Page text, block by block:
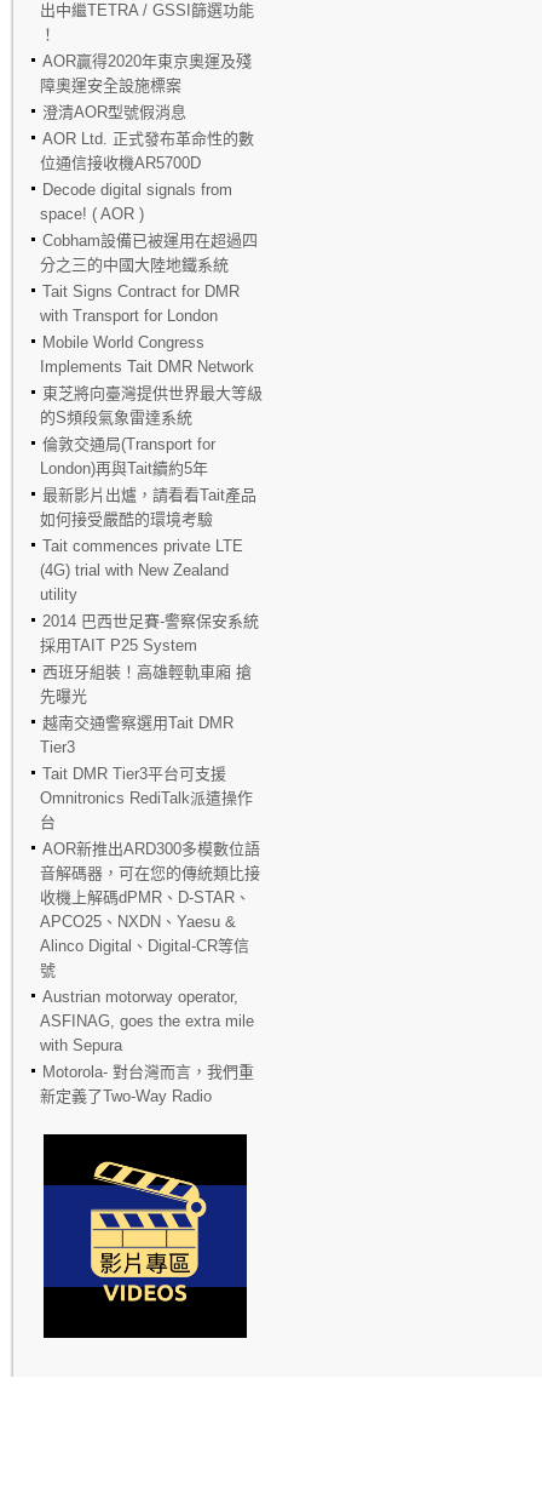
出中繼TETRA / GSSI篩選功能
！
AOR贏得2020年東京奧運及殘
障奧運安全設施標案
澄清AOR型號假消息
AOR Ltd. 正式發布革命性的數
位通信接收機AR5700D
Decode digital signals from
space! ( AOR )
Cobham設備已被運用在超過四
分之三的中國大陸地鐵系統
Tait Signs Contract for DMR
with Transport for London
Mobile World Congress
Implements Tait DMR Network
東芝將向臺灣提供世界最大等級
的S頻段氣象雷達系統
倫敦交通局(Transport for
London)再與Tait續約5年
最新影片出爐，請看看Tait產品
如何接受嚴酷的環境考驗
Tait commences private LTE
(4G) trial with New Zealand
utility
2014 巴西世足賽-警察保安系統
採用TAIT P25 System
西班牙組裝！高雄輕軌車廂 搶
先曝光
越南交通警察選用Tait DMR
Tier3
Tait DMR Tier3平台可支援
Omnitronics RediTalk派遣操作
台
AOR新推出ARD300多模數位語
音解碼器，可在您的傳統類比接
收機上解碼dPMR、D-STAR、
APCO25、NXDN、Yaesu &
Alinco Digital、Digital-CR等信
號
Austrian motorway operator,
ASFINAG, goes the extra mile
with Sepura
Motorola- 對台灣而言，我們重
新定義了Two-Way Radio